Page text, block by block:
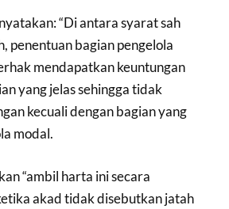
“Di antara syarat sah
penentuan bagian pengelola
mendapatkan keuntungan
yang jelas sehingga tidak
kecuali dengan bagian yang
modal.
“ambil harta ini secara
akad tidak disebutkan jatah